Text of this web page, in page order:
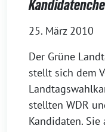
25. März 2010
Der Grüne
stellt sich dem
stellten WDR
Kandidaten.